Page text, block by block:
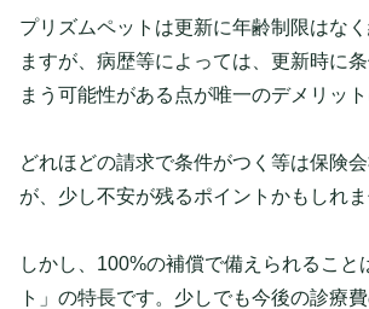
プリズムペットは更新に年齢制限はな
ますが、病歴等によっては、更新時に
まう可能性がある点が唯一のデメリット
どれほどの請求で条件がつく等は保険
が、少し不安が残るポイントかもしれま
しかし、100%の補償で備えられること
ト」の特長です。少しでも今後の診療